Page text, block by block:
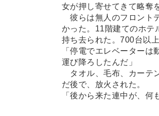
女が押し寄せてきて略奪
彼らは無人のフロント
かった。11階建てのホテ
持ち去られた。700台以
「停電でエレベーター
運び降ろしたんだ」
タオル、毛布、カーテ
だ後で、放火された。
「後から来た連中が、何